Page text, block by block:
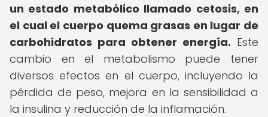
un estado metabólico llamado cetosis, en
el cual el cuerpo quema grasas en lugar de
carbohidratos para obtener energía. Este
cambio en el metabolismo puede tener
diversos efectos en el cuerpo, incluyendo la
pérdida de peso, mejora en la sensibilidad a
la insulina y reducción de la inflamación.